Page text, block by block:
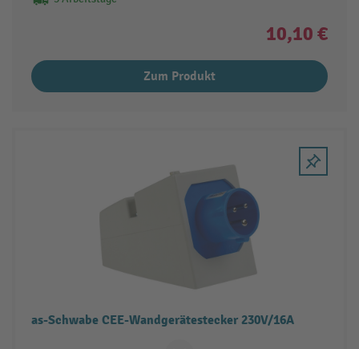
10,10 €
Zum Produkt
as-Schwabe CEE-Wandgerätestecker 230V/16A